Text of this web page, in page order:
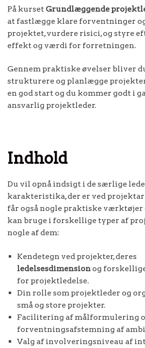
På kurset Grundlæggende
at fastlægge klare forventninger
projektet, vurdere risici, og styre
effekt og værdi for forretningen.
Gennem praktiske øvelser bliver
strukturere og planlægge
en god start og du kommer godt i
ansvarlig projektleder.
Indhold
Du vil opnå indsigt i de særlige
karakteristika, der er ved
får også nogle praktiske værktøjer
kan bruge i forskellige typer af
nogle af dem:
Kendetegn ved projekter, deres
ledelsesdimension og
for projektledelse.
Din rolle som projektleder og
små og store projekter.
Facilitering af målformulering
forventningsafstemning af
Valg af involveringsniveau af